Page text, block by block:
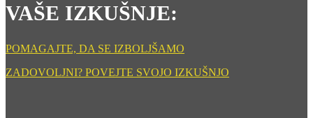
VAŠE IZKUŠNJE:
POMAGAJTE, DA SE IZBOLJŠAMO
ZADOVOLJNI? POVEJTE SVOJO IZKUŠNJO